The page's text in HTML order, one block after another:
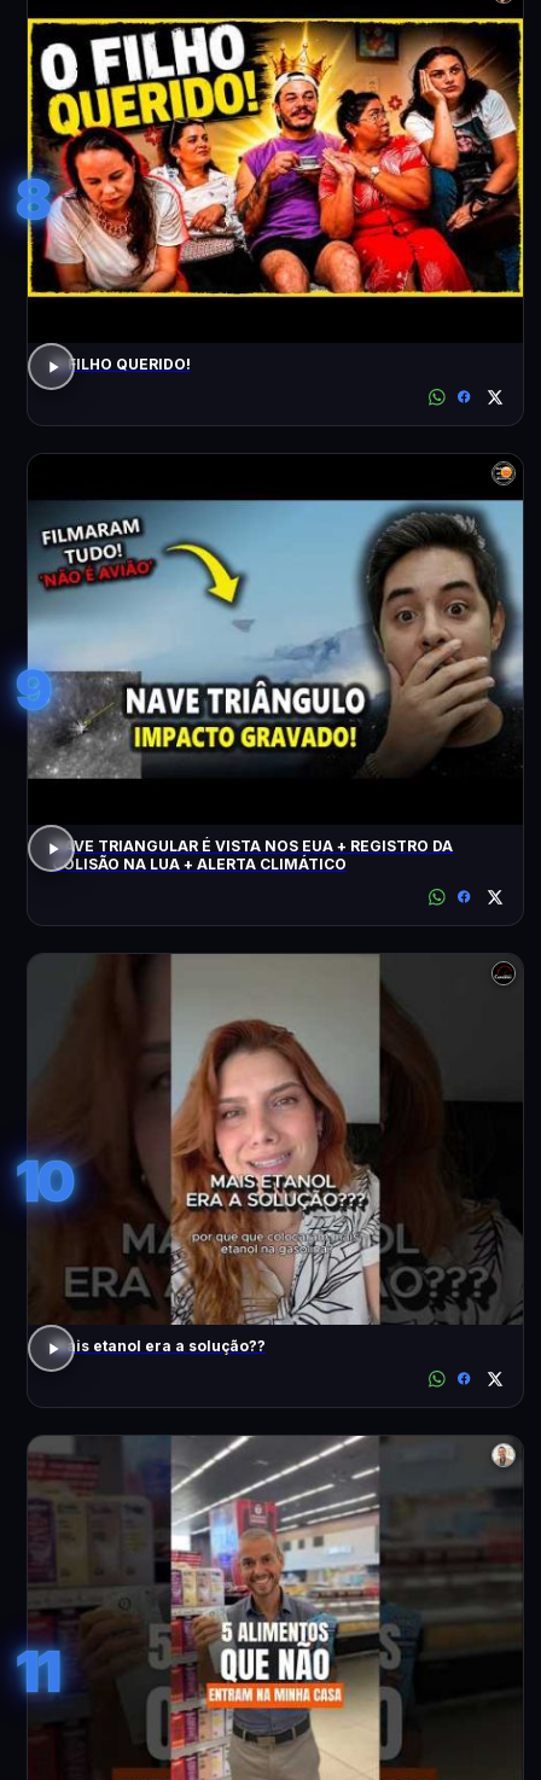
8
O FILHO QUERIDO!
9
NAVE TRIANGULAR É VISTA NOS EUA + REGISTRO DA
COLISÃO NA LUA + ALERTA CLIMÁTICO
10
Mais etanol era a solução??
11